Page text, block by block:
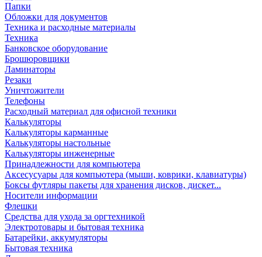
Папки
Обложки для документов
Техника и расходные материалы
Техника
Банковское оборудование
Брошюровщики
Ламинаторы
Резаки
Уничтожители
Телефоны
Расходный материал для офисной техники
Калькуляторы
Калькуляторы карманные
Калькуляторы настольные
Калькуляторы инженерные
Принадлежности для компьютера
Аксесусуары для компьютера (мыши, коврики, клавиатуры)
Боксы футляры пакеты для хранения дисков, дискет...
Носители информации
Флешки
Средства для ухода за оргтехникой
Электротовары и бытовая техника
Батарейки, аккумуляторы
Бытовая техника